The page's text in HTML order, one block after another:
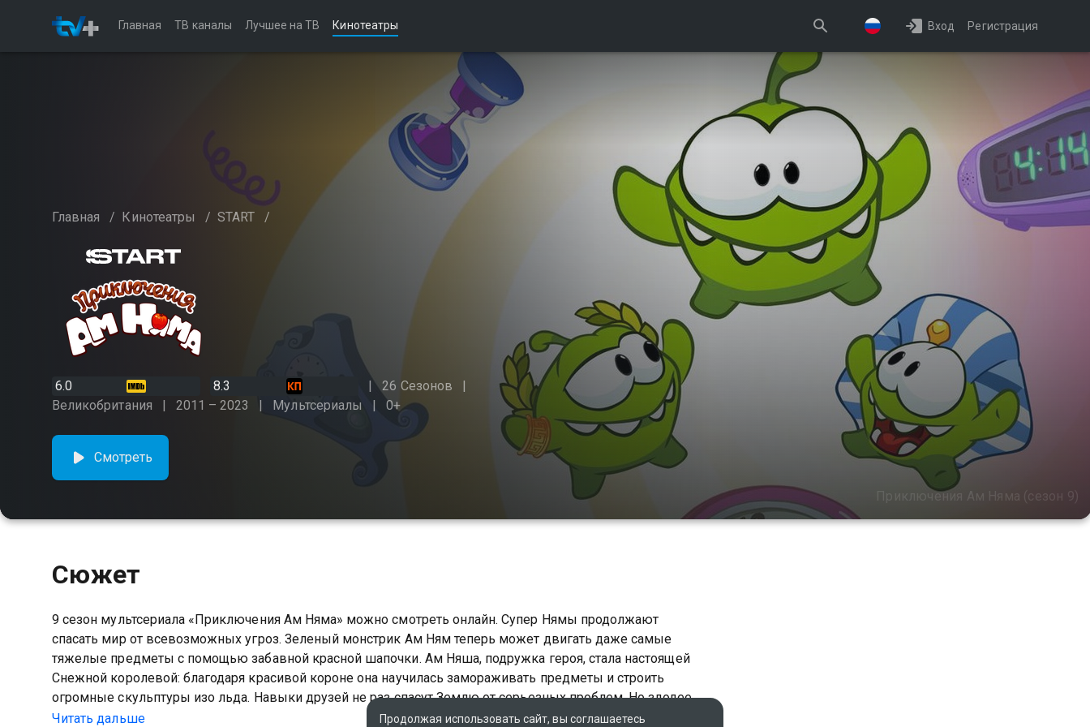
Главная ТВ каналы Лучшее на ТВ Кинотеатры Вход Регистрация
Главная / Кинотеатры / START /
6.0 8.3
26 Сезонов
Великобритания
2011 – 2023 Мультсериалы 0+
Приключения Ам Няма (сезон 9)
Смотреть
Сюжет
9 сезон мультсериала «Приключения Ам Няма» можно смотреть онлайн. Супер Нямы продолжают
спасать мир от всевозможных угроз. Зеленый монстрик Ам Ням теперь может двигать даже самые
тяжелые предметы с помощью забавной красной шапочки. Ам Няша, подружка героя, стала настоящей
Снежной королевой: благодаря красивой короне она научилась замораживать предметы и строить
огромные скульптуры изо льда. Навыки друзей не раз спасут Землю от серьезных проблем. Но злодеев,
увы, не становится меньше: из тюрьмы сбежало несколько опасных преступников. Конечно же, их побег
Читать дальше Продолжая использовать сайт, вы соглашаетесь